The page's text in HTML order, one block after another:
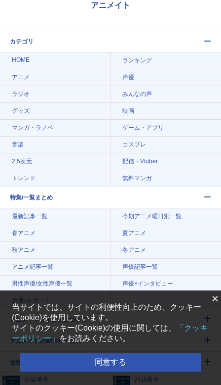
アニメイト
カテゴリ
HOME ランキング
アニメ 声優
ラジオ みんなの声
グッズ 映画
マンガ・ラノベ ゲーム・アプリ
音楽 コスプレ
2.5次元 配信・Vtuber
トレンド 無料マンガ
特集/一覧まとめ
最新記事一覧 今期アニメ曜日別一覧
春アニメ 夏アニメ
秋アニメ 冬アニメ
アニメ記事一覧 声優記事一覧
男性声優/女性声優一覧 声優×インタビュー
声優×レポート
アニメイトタイムズについて
アニメイトのWebサービス
会社案内
許諾番号
許諾番号
×
当サイトでは、サイトの利便性向上のため、クッキー
(Cookie)を使用しています。
サイトのクッキー(Cookie)の使用に関しては、
「クッキ
ーポリシー」をお読みください。
同意する